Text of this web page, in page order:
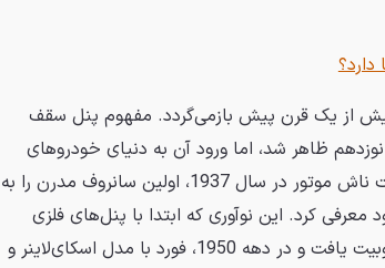
از یک قرن پیش بازمی‌گردد. مفهوم پنل سقف
ظاهر شد، اما ورود آن به دنیای خودروهای
موتوری در دهه 1930 میلادی رقم خورد. شرکت ناش موتور در سال 1937، اولین سانروف مدرن را به
کرد. این نوآوری که ابتدا با پنل‌های فلزی
همرنگ بدنه خودرو همراه بود، به سرعت محبوبیت یافت و در دهه 1950، فورد با مدل اسکای‌لاینر و